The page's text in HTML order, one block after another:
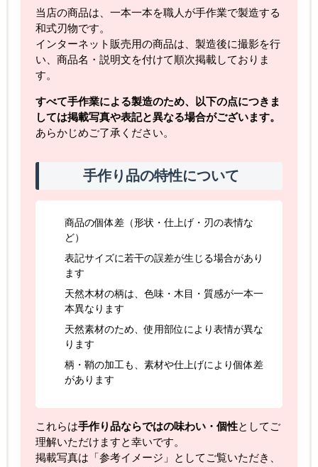
当店の商品は、一本一本を職人が手作業で製造する
和式刃物です。
インターネット販売用の商品は、製造後に撮影を行
い、商品名・説明文を付けて順次掲載しておりま
す。
すべて手作業による製造のため、以下の点につきま
しては掲載写真や表記と異なる場合がございます。
あらかじめご了承ください。
手作り品の特性について
商品の個体差（形状・仕上げ・刃の表情な
ど）
表記サイズに若干の誤差が生じる場合があり
ます
天然木材の柄は、色味・木目・質感が一本一
本異なります
天然素材のため、使用部位により表情が異な
ります
柄・鞘の加工も、素材や仕上げにより個体差
があります
これらは手作り品ならではの味わい・個性としてご
理解いただけますと幸いです。
掲載写真は「参考イメージ」としてご覧いただき、